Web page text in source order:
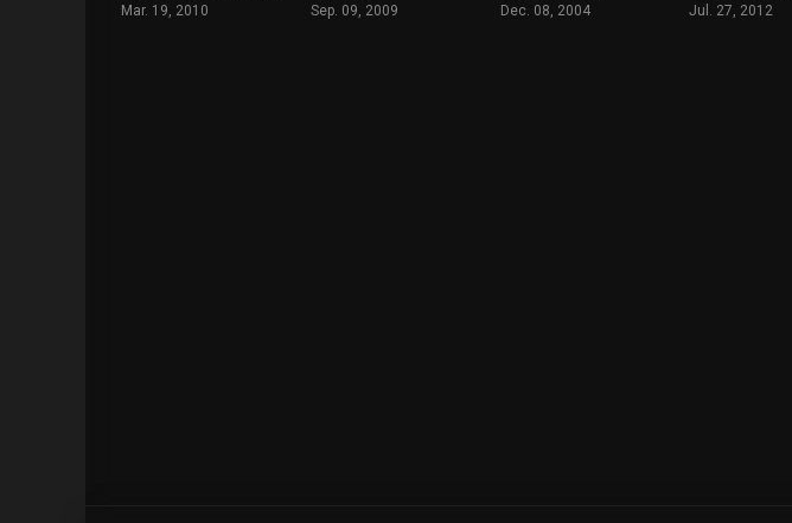
Mar. 19, 2010 Sep. 09, 2009 Dec. 08, 2004 Jul. 27, 2012